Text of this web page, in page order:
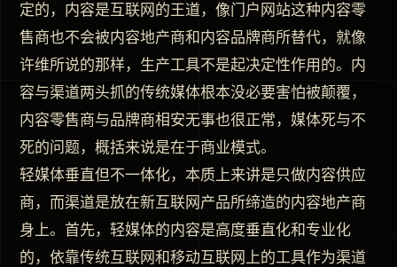
定的，内容是互联网的王道，像门户网站这种内容零
售商也不会被内容地产商和内容品牌商所替代，就像
许维所说的那样，生产工具不是起决定性作用的。内
容与渠道两头抓的传统媒体根本没必要害怕被颠覆，
内容零售商与品牌商相安无事也很正常，媒体死与不
死的问题，概括来说是在于商业模式。
轻媒体垂直但不一体化，本质上来讲是只做内容供应
商，而渠道是放在新互联网产品所缔造的内容地产商
身上。首先，轻媒体的内容是高度垂直化和专业化
的，依靠传统互联网和移动互联网上的工具作为渠道